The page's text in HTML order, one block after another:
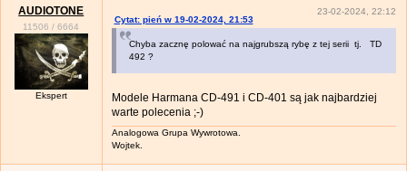
AUDIOTONE
11506 /6664
Ekspert
23-02-2024, 22:12
Cytat: pień w 19-02-2024, 21:53
Chyba zacznę polować na najgrubszą rybę z tej serii tj. TD
492 ?
Modele Harmana CD-491 i CD-401 są jak najbardziej
warte polecenia ;-)
Analogowa Grupa Wywrotowa.
Wojtek.